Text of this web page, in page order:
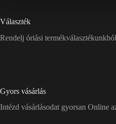
Választék
Rendelj óriási
Gyors vásárlás
Intézd vásárlásodat gyorsan Online